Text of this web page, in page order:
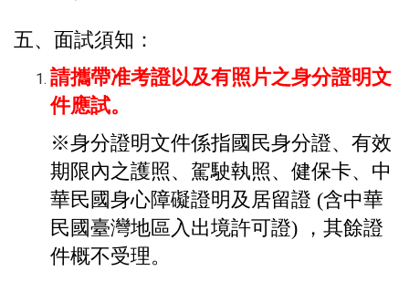
五、面試須知：
請攜帶准考證以及有照片之身分證明文
件應試。
※身分證明文件係指國民身分證、有效
期限內之護照、駕駛執照、健保卡、中
華民國身心障礙證明及居留證 (含中華
民國臺灣地區入出境許可證) ，其餘證
件概不受理。